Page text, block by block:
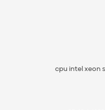
cpu intel xeon